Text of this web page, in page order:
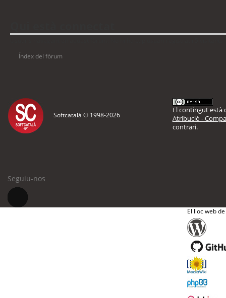
Índex del fòrum
Softcatalà © 1998-2026
El contingut està
Atribució -
contrari.
Seguiu-nos
El lloc web